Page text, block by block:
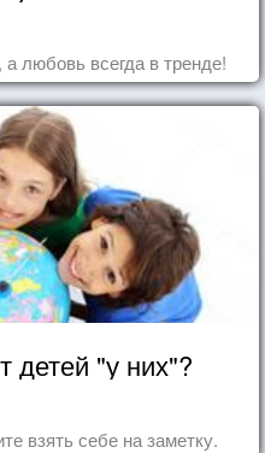
любовь всегда в тренде!
детей "у них"?
взять себе на заметку.